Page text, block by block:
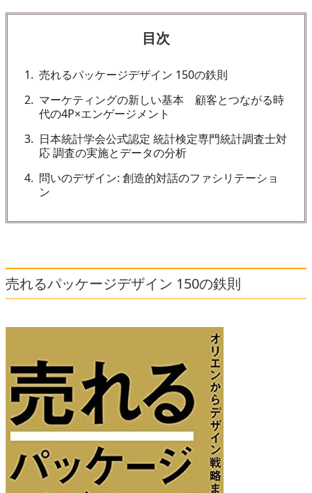
目次
1
売れるパッケージデザイン 150の鉄則
2 マーケティングの新しい基本 顧客とつながる時
代の4P×エンゲージメント
3
日本統計学会公式認定 統計検定専門統計調査士対
応 調査の実施とデータの分析
4 問いのデザイン: 創造的対話のファシリテーショ
ン
売れるパッケージデザイン 150の鉄則